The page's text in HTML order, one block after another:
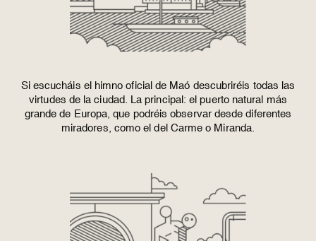
Si escucháis el himno oficial de Maó descubriréis todas las
virtudes de la ciudad. La principal: el puerto natural más
grande de Europa, que podréis observar desde diferentes
miradores, como el del Carme o Miranda.